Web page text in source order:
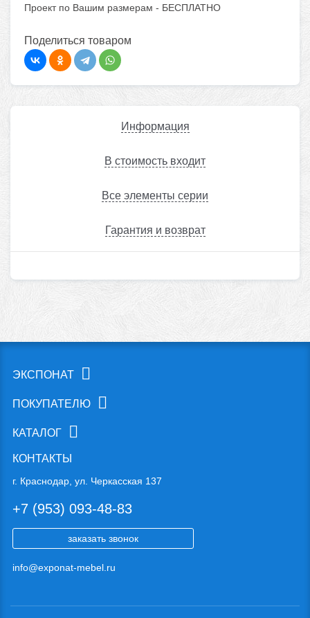
Проект по Вашим размерам - БЕСПЛАТНО
Поделиться товаром
Информация
В стоимость входит
Все элементы серии
Гарантия и возврат
ЭКСПОНАТ
ПОКУПАТЕЛЮ
КАТАЛОГ
КОНТАКТЫ
г. Краснодар, ул. Черкасская 137
+7 (953) 093-48-83
заказать звонок
info@exponat-mebel.ru